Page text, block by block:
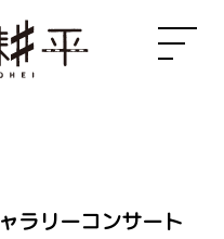
ラリーコンサート